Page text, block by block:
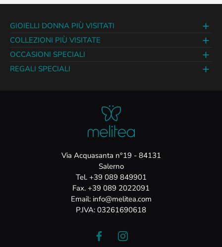
GIOIELLI DONNA PIÙ VISITATI
COLLEZIONI PIÙ VISITATE
OCCASIONI SPECIALI
REGALI SPECIALI
Via Acquasanta n°19 - 84131
Salerno
Tel. +39 089 849901
Fax. +39 089 2022091
Email: info@melitea.com
P.IVA: 03261690618